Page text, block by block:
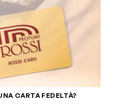
CARTA FEDELTÀ?